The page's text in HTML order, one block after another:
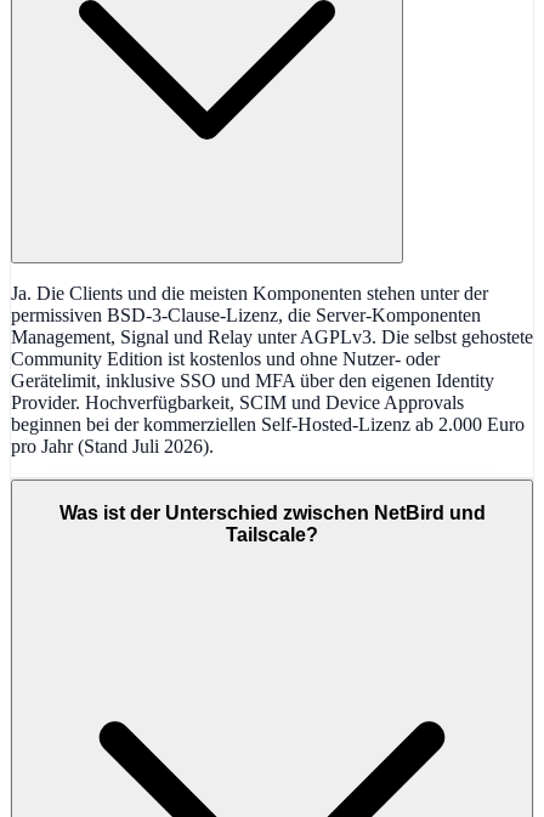
Ja. Die Clients und die meisten Komponenten stehen unter der
permissiven BSD-3-Clause-Lizenz, die Server-Komponenten
Management, Signal und Relay unter AGPLv3. Die selbst gehostete
Community Edition ist kostenlos und ohne Nutzer- oder
Gerätelimit, inklusive SSO und MFA über den eigenen Identity
Provider. Hochverfügbarkeit, SCIM und Device Approvals
beginnen bei der kommerziellen Self-Hosted-Lizenz ab 2.000 Euro
pro Jahr (Stand Juli 2026).
Was ist der Unterschied zwischen NetBird und
Tailscale?